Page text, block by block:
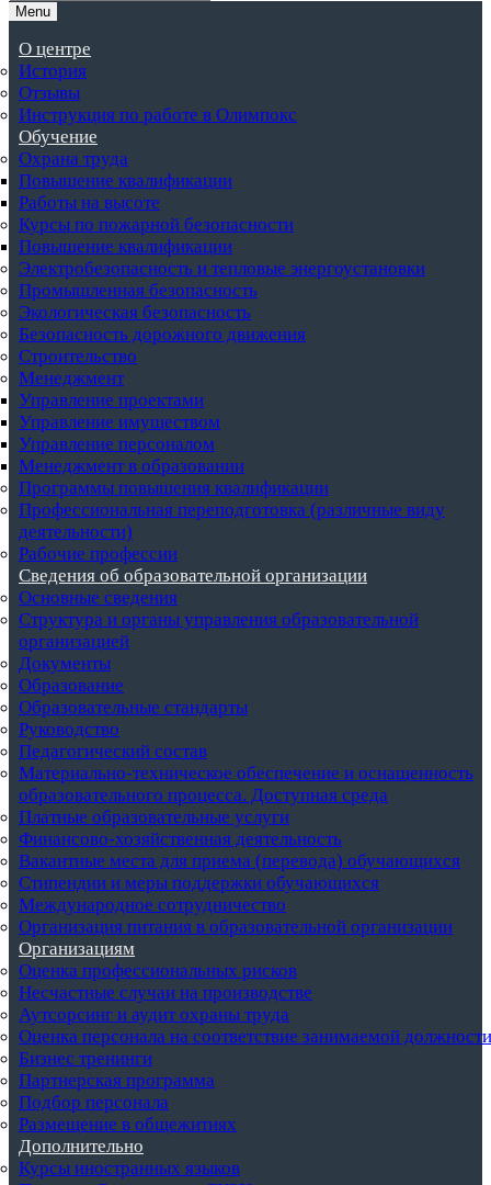
Menu
О центре
История
Отзывы
Инструкция по работе в Олимпокс
Обучение
Охрана труда
Повышение квалификации
Работы на высоте
Курсы по пожарной безопасности
Повышение квалификации
Электробезопасность и тепловые энергоустановки
Промышленная безопасность
Экологическая безопасность
Безопасность дорожного движения
Строительство
Менеджмент
Управление проектами
Управление имуществом
Управление персоналом
Менеджмент в образовании
Программы повышения квалификации
Профессиональная переподготовка (различные виду
деятельности)
Рабочие профессии
Сведения об образовательной организации
Основные сведения
Структура и органы управления образовательной
организацией
Документы
Образование
Образовательные стандарты
Руководство
Педагогический состав
Материально-техническое обеспечение и оснащенность
образовательного процесса. Доступная среда
Платные образовательные услуги
Финансово-хозяйственная деятельность
Вакантные места для приема (перевода) обучающихся
Стипендии и меры поддержки обучающихся
Международное сотрудничество
Организация питания в образовательной организации
Организациям
Оценка профессиональных рисков
Несчастные случаи на производстве
Аутсорсинг и аудит охраны труда
Оценка персонала на соответствие занимаемой должности
Бизнес тренинги
Партнерская программа
Подбор персонала
Размещение в общежитиях
Дополнительно
Курсы иностранных языков